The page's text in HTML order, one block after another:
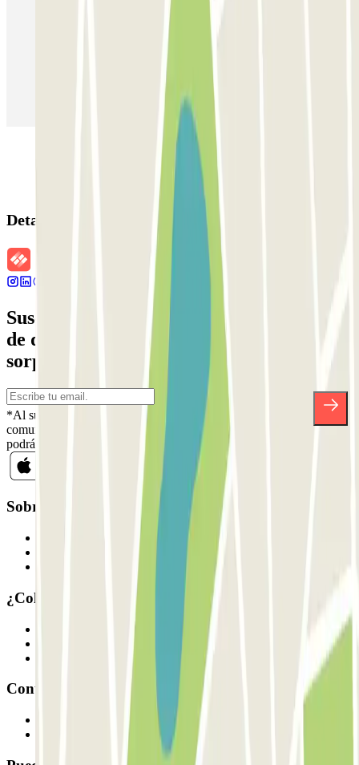
Parking en Barcelona
Parking en Aeropuerto Madrid Barajas
Parking en Sants - Estación de Barcelona
Detalles de la reserva
Suscríbete a nuestra newsletter y entérate
de descuentos, sorteos y otras muchas
sorpresas.
*Al suscribirte aceptas nuestra Política de Privacidad para recibir
comunicaciones comerciales de Parclick. Sin ningún compromiso,
podrás darte de baja cuando quieras en la misma newsletter.
Sobre Parclick
¿Colaboramos?
Proveedor de parking
Contacto